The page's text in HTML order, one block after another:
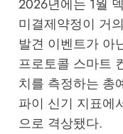
2026년에는 1월
미결제약정이 거
발견 이벤트가 아
프로토콜 스마트
치를 측정하는 총
파이 신기 지표에
으로 격상됐다.